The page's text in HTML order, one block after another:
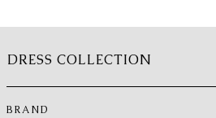
DRESS COLLECTION
BRAND